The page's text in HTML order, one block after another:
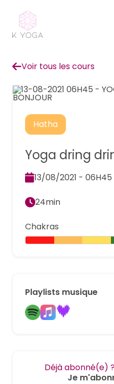
Voir tous les cours
Hatha
Chakras
Yoga dring
13/08/2021 - 06H45
24min
Playlists musique
Déjà abonné(e)
Je